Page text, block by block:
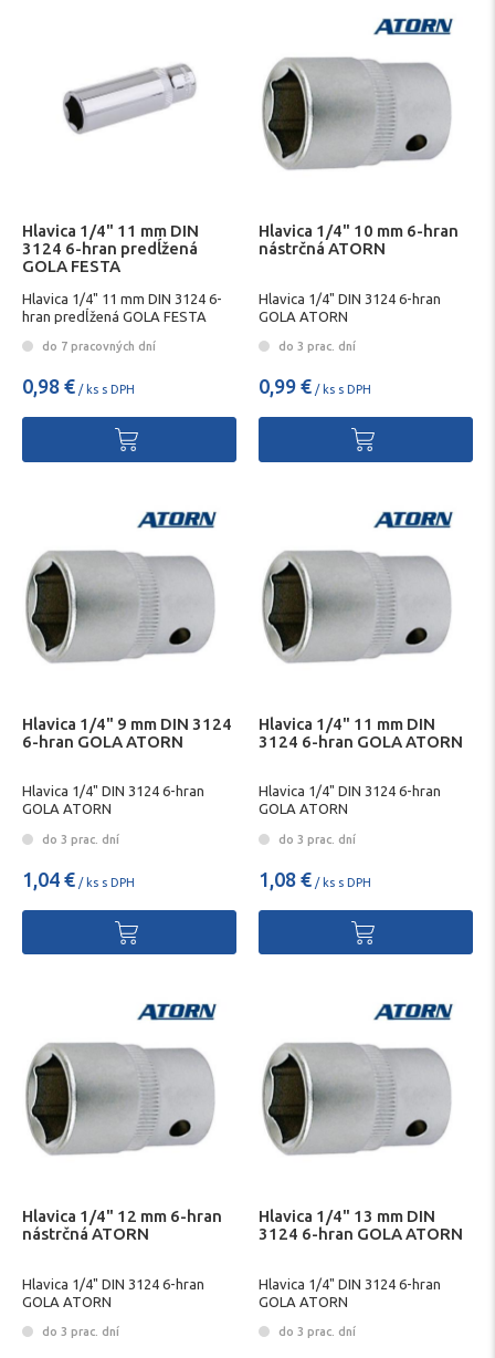
Hlavica 1/4" 11 mm DIN
3124 6-hran predĺžená
GOLA FESTA
Hlavica 1/4" 11 mm DIN 3124 6-
hran predĺžená GOLA FESTA
do 7 pracovných dní
0,98 € / ks s DPH
Hlavica 1/4" 10 mm 6-hran
nástrčná ATORN
Hlavica 1/4" DIN 3124 6-hran
GOLA ATORN
do 3 prac. dní
0,99 € / ks s DPH
Hlavica 1/4" 9 mm DIN 3124
6-hran GOLA ATORN
Hlavica 1/4" DIN 3124 6-hran
GOLA ATORN
do 3 prac. dní
1,04 € / ks s DPH
Hlavica 1/4" 11 mm DIN
3124 6-hran GOLA ATORN
Hlavica 1/4" DIN 3124 6-hran
GOLA ATORN
do 3 prac. dní
1,08 € / ks s DPH
Hlavica 1/4" 12 mm 6-hran
nástrčná ATORN
Hlavica 1/4" DIN 3124 6-hran
GOLA ATORN
do 3 prac. dní
Hlavica 1/4" 13 mm DIN
3124 6-hran GOLA ATORN
Hlavica 1/4" DIN 3124 6-hran
GOLA ATORN
do 3 prac. dní